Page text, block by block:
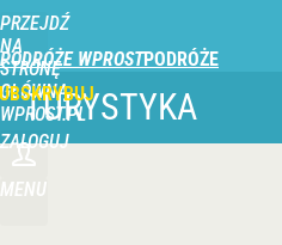
PRZEJDŹ
NA
STRONĘ
GŁÓWNĄ
WPROST.PL
PODRÓŻE WPROST
ZALOGUJ
MENU
TURYSTYKA